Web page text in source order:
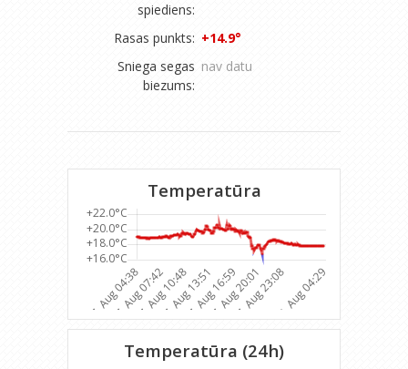
spiediens:
Rasas punkts: +14.9°
Sniega segas
biezums:
nav datu
Temperatūra
Temperatūra (24h)